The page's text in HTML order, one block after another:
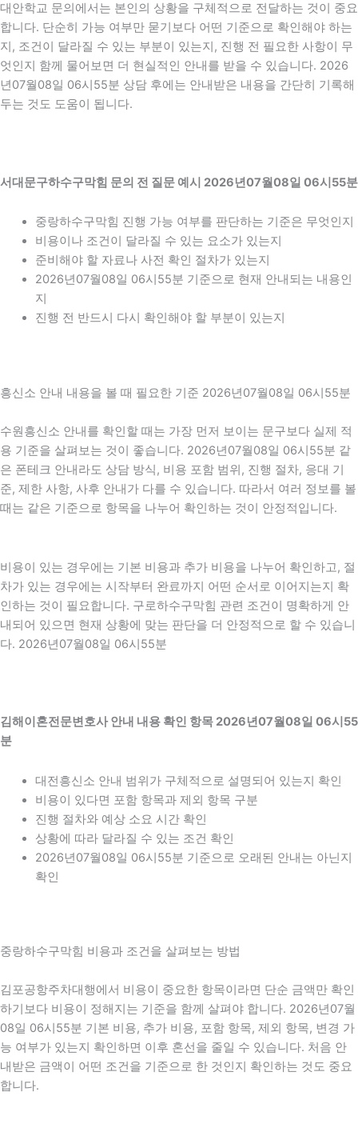
대안학교 문의에서는 본인의 상황을 구체적으로 전달하는 것이 중요
합니다. 단순히 가능 여부만 묻기보다 어떤 기준으로 확인해야 하는
지, 조건이 달라질 수 있는 부분이 있는지, 진행 전 필요한 사항이 무
엇인지 함께 물어보면 더 현실적인 안내를 받을 수 있습니다. 2026
년07월08일 06시55분 상담 후에는 안내받은 내용을 간단히 기록해
두는 것도 도움이 됩니다.
서대문구하수구막힘 문의 전 질문 예시 2026년07월08일 06시55분
중랑하수구막힘 진행 가능 여부를 판단하는 기준은 무엇인지
비용이나 조건이 달라질 수 있는 요소가 있는지
준비해야 할 자료나 사전 확인 절차가 있는지
2026년07월08일 06시55분 기준으로 현재 안내되는 내용인
지
진행 전 반드시 다시 확인해야 할 부분이 있는지
흥신소 안내 내용을 볼 때 필요한 기준 2026년07월08일 06시55분
수원흥신소 안내를 확인할 때는 가장 먼저 보이는 문구보다 실제 적
용 기준을 살펴보는 것이 좋습니다. 2026년07월08일 06시55분 같
은 폰테크 안내라도 상담 방식, 비용 포함 범위, 진행 절차, 응대 기
준, 제한 사항, 사후 안내가 다를 수 있습니다. 따라서 여러 정보를 볼
때는 같은 기준으로 항목을 나누어 확인하는 것이 안정적입니다.
비용이 있는 경우에는 기본 비용과 추가 비용을 나누어 확인하고, 절
차가 있는 경우에는 시작부터 완료까지 어떤 순서로 이어지는지 확
인하는 것이 필요합니다. 구로하수구막힘 관련 조건이 명확하게 안
내되어 있으면 현재 상황에 맞는 판단을 더 안정적으로 할 수 있습니
다. 2026년07월08일 06시55분
김해이혼전문변호사 안내 내용 확인 항목 2026년07월08일 06시55
분
대전흥신소 안내 범위가 구체적으로 설명되어 있는지 확인
비용이 있다면 포함 항목과 제외 항목 구분
진행 절차와 예상 소요 시간 확인
상황에 따라 달라질 수 있는 조건 확인
2026년07월08일 06시55분 기준으로 오래된 안내는 아닌지
확인
중랑하수구막힘 비용과 조건을 살펴보는 방법
김포공항주차대행에서 비용이 중요한 항목이라면 단순 금액만 확인
하기보다 비용이 정해지는 기준을 함께 살펴야 합니다. 2026년07월
08일 06시55분 기본 비용, 추가 비용, 포함 항목, 제외 항목, 변경 가
능 여부가 있는지 확인하면 이후 혼선을 줄일 수 있습니다. 처음 안
내받은 금액이 어떤 조건을 기준으로 한 것인지 확인하는 것도 중요
합니다.